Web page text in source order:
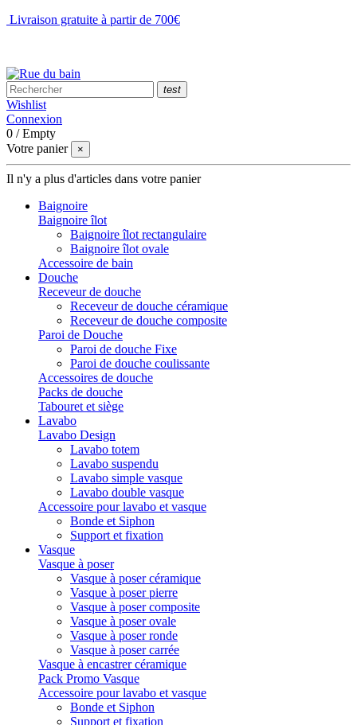
Livraison gratuite à partir de 700€
test
Wishlist
Connexion
0 /Empty
Votre panier
×
Il n'y a plus d'articles dans votre panier
Baignoire
Baignoire îlot
Baignoire îlot rectangulaire
Baignoire îlot ovale
Accessoire de bain
Douche
Receveur de douche
Receveur de douche céramique
Receveur de douche composite
Paroi de Douche
Paroi de douche Fixe
Paroi de douche coulissante
Accessoires de douche
Packs de douche
Tabouret et siège
Lavabo
Lavabo Design
Lavabo totem
Lavabo suspendu
Lavabo simple vasque
Lavabo double vasque
Accessoire pour lavabo et vasque
Bonde et Siphon
Support et fixation
Vasque
Vasque à poser
Vasque à poser céramique
Vasque à poser pierre
Vasque à poser composite
Vasque à poser ovale
Vasque à poser ronde
Vasque à poser carrée
Vasque à encastrer céramique
Pack Promo Vasque
Accessoire pour lavabo et vasque
Bonde et Siphon
Support et fixation